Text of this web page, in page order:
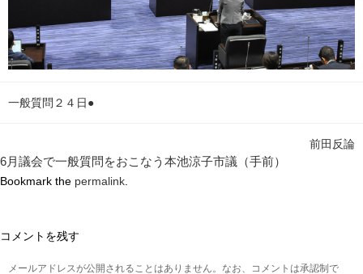
一般質問２４日●
前田反論
6月議会で一般質問をおこなう本池涼子市議（手前）
Bookmark the permalink
コメントを残す
メールアドレスが公開されることはありません。なお、コメントは承認制で